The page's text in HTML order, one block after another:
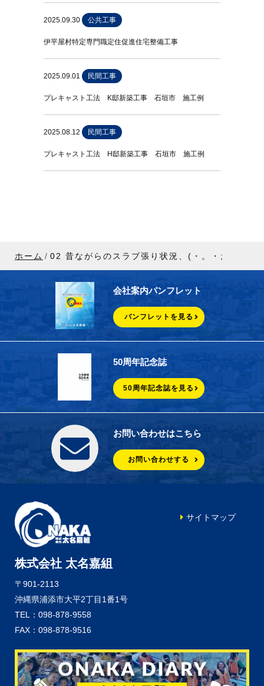
2025.09.30 公共工事
伊平屋村特定専門職定住促進住宅整備工事
2025.09.01 民間工事
プレキャスト工法 K邸新築工事 石垣市 施工例
2025.08.12 民間工事
プレキャスト工法 H邸新築工事 石垣市 施工例
ホーム 02 昔ながらのスラブ張り状況、(・。・;
会社案内パンフレット
パンフレットを見る
50周年記念誌
50周年記念誌を見る
お問い合わせはこちら
お問い合わせする
株式会社 太名嘉組
〒901-2113
沖縄県浦添市大平2丁目1番1号
TEL：098-878-9558
FAX：098-878-9516
サイトマップ